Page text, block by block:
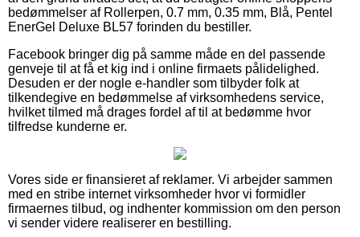
bedømmelser af Rollerpen, 0.7 mm, 0.35 mm, Blå, Pentel
EnerGel Deluxe BL57 forinden du bestiller.
Facebook bringer dig på samme måde en del passende
genveje til at få et kig ind i online firmaets pålidelighed.
Desuden er der nogle e-handler som tilbyder folk at
tilkendegive en bedømmelse af virksomhedens service,
hvilket tilmed må drages fordel af til at bedømme hvor
tilfredse kunderne er.
Vores side er finansieret af reklamer. Vi arbejder sammen
med en stribe internet virksomheder hvor vi formidler
firmaernes tilbud, og indhenter kommission om den person
vi sender videre realiserer en bestilling.